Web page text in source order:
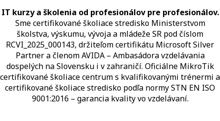
IT kurzy a školenia od profesionálov pre profesionálov.
Sme certifikované školiace stredisko Ministerstvom
školstva, výskumu, vývoja a mládeže SR pod číslom
RCVI_2025_000143, držiteľom certifikátu Microsoft Silver
Partner a členom AVIDA – Ambasádora vzdelávania
dospelých na Slovensku i v zahraničí.​​​​​​​​​​​​​​​​ Oficiálne MikroTik
certifikované školiace centrum s kvalifikovanými trénermi ​​​​​​​​​​a
certifikované školiace stredisko podľa normy STN EN ISO
9001:2016 – garancia kvality vo vzdelávaní.